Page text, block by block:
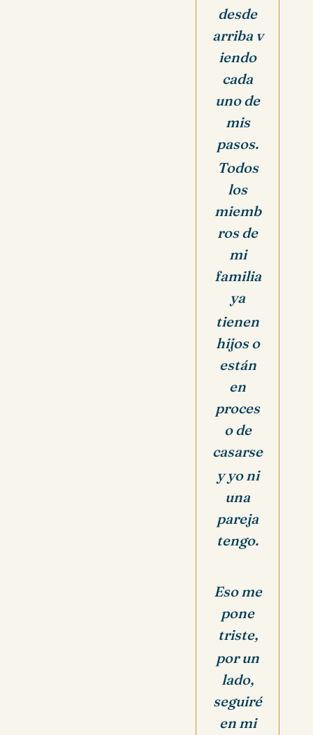
desde
arribav
iendo
cada
uno de
mis
pasos.
Todos
los
miemb
ros de
mi
familia
ya
tienen
hijos o
están
en
proces
o de
casarse
y yo ni
una
pareja
tengo.
Eso me
pone
triste,
por un
lado,
seguiré
en mi